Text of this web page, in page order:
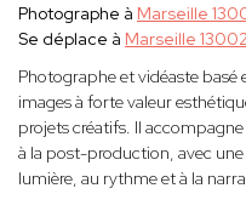
Photographe à Marseille
Se déplace à Marseille 13002
Photographe et vidéaste basé
images à forte valeur
projets créatifs. Il
à la post-production, avec
lumière, au rythme et à la